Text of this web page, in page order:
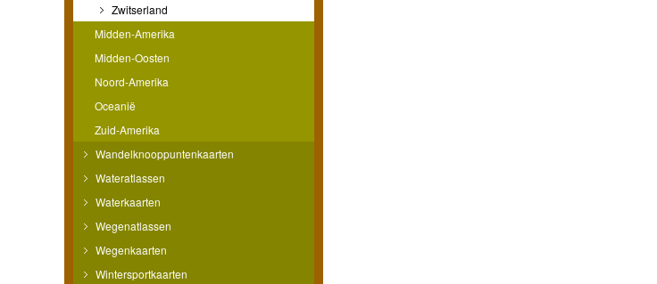
Zwitserland
Midden-Amerika
Midden-Oosten
Noord-Amerika
Oceanië
Zuid-Amerika
Wandelknooppuntenkaarten
Wateratlassen
Waterkaarten
Wegenatlassen
Wegenkaarten
Wintersportkaarten